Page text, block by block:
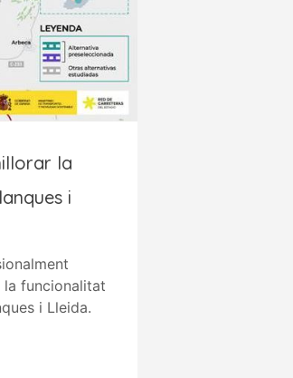
la
i
funcionalitat
i Lleida.